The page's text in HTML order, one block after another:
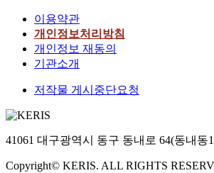
이용약관
개인정보처리방침
개인정보 재동의
기관소개
저작물 게시중단요청
41061 대구광역시 동구 동내로 64(동내동
Copyright© KERIS. ALL RIGHTS